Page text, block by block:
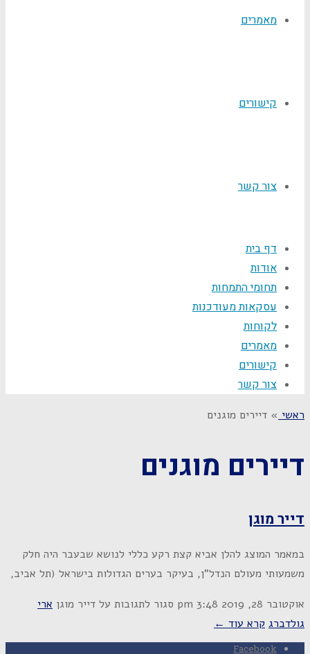
מאמרים
קישורים
צור קשר
דף בית
אודות
תחומי התמחות
עסקאות מעודכנות
לקוחות
מאמרים
קישורים
צור קשר
ראשי » דיירים מוגנים
דיירים מוגנים
דייר מוגן
במאמר המוצג להלן אביא קצת רקע כללי לנושא שבעבר היה חלק
משמעותי מעולם הנדל"ן, בעיקר בערים הגדולות בישראל (תל אביב,
אוקטובר 28, 2019
3:48 pm סגור לתגובות על דייר מוגן ארי
גולדברג קרא עוד ←
Facebook